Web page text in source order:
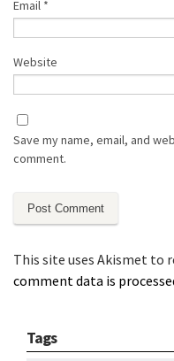
Email *
Website
Save my name, email, and
comment.
This site uses Akismet to
comment data is
Tags